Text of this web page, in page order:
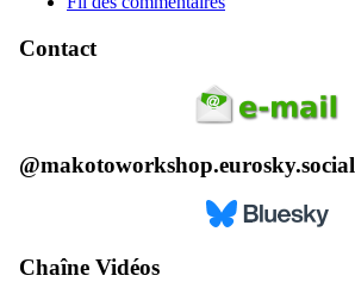
Contact
@makotoworkshop.eurosky.social
Chaîne Vidéos